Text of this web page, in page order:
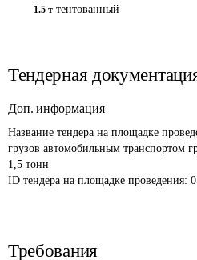
1.5 т тентованный
Тендерная
Доп. информация
Название тендера на площадке
грузов автомобильным транспортом
1,5 тонн
ID тендера на площадке проведения:
Требования